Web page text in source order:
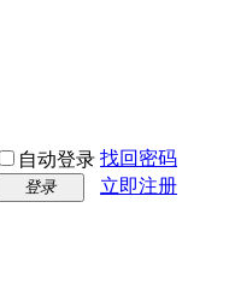
自动登录 找回密码
登录
立即注册